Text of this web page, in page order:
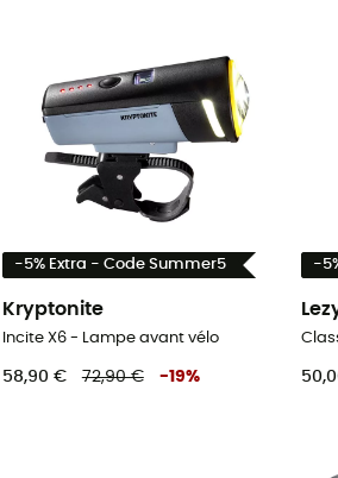
-5% Extra - Code Summer5
Kryptonite
Incite X6 - Lampe avant vélo
58,90 € 72,90 € -19%
-